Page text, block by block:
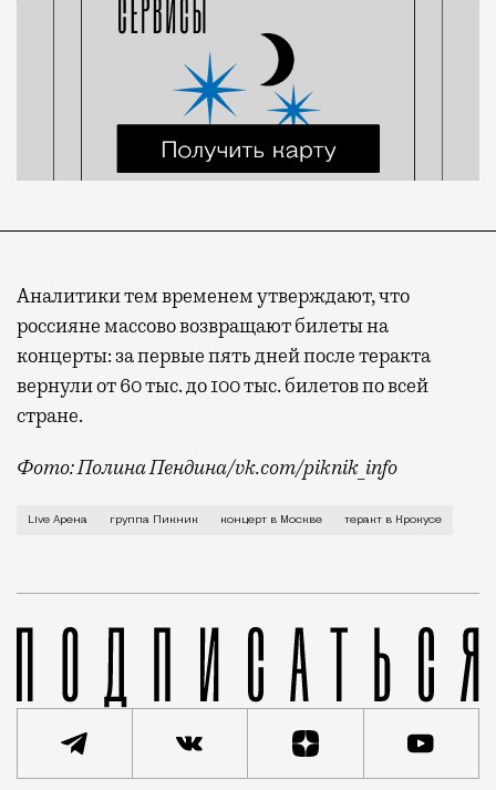
Аналитики тем временем утверждают, что
россияне массово возвращают билеты на
концерты: за первые пять дней после теракта
вернули от 60 тыс. до 100 тыс. билетов по всей
стране.
Фото: Полина Пендина/vk.com/piknik_info
Как известно, в «Крокусе» должно было
Live Арена группа Пикник концерт в Москве теракт в Крокусе